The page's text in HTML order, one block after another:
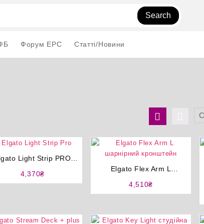
Search
Форум EPC Статті/Новини
від
найвищої
Light Strip PRO
4,370₴
Elgato Flex Arm L
4,510₴